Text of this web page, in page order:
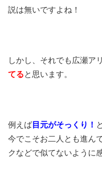
説は無いですよね！
しかし、それでも広瀬ア
てると思います。
例えば 目元がそっくり！
今でこそお二人とも進ん
クなどで似てないように